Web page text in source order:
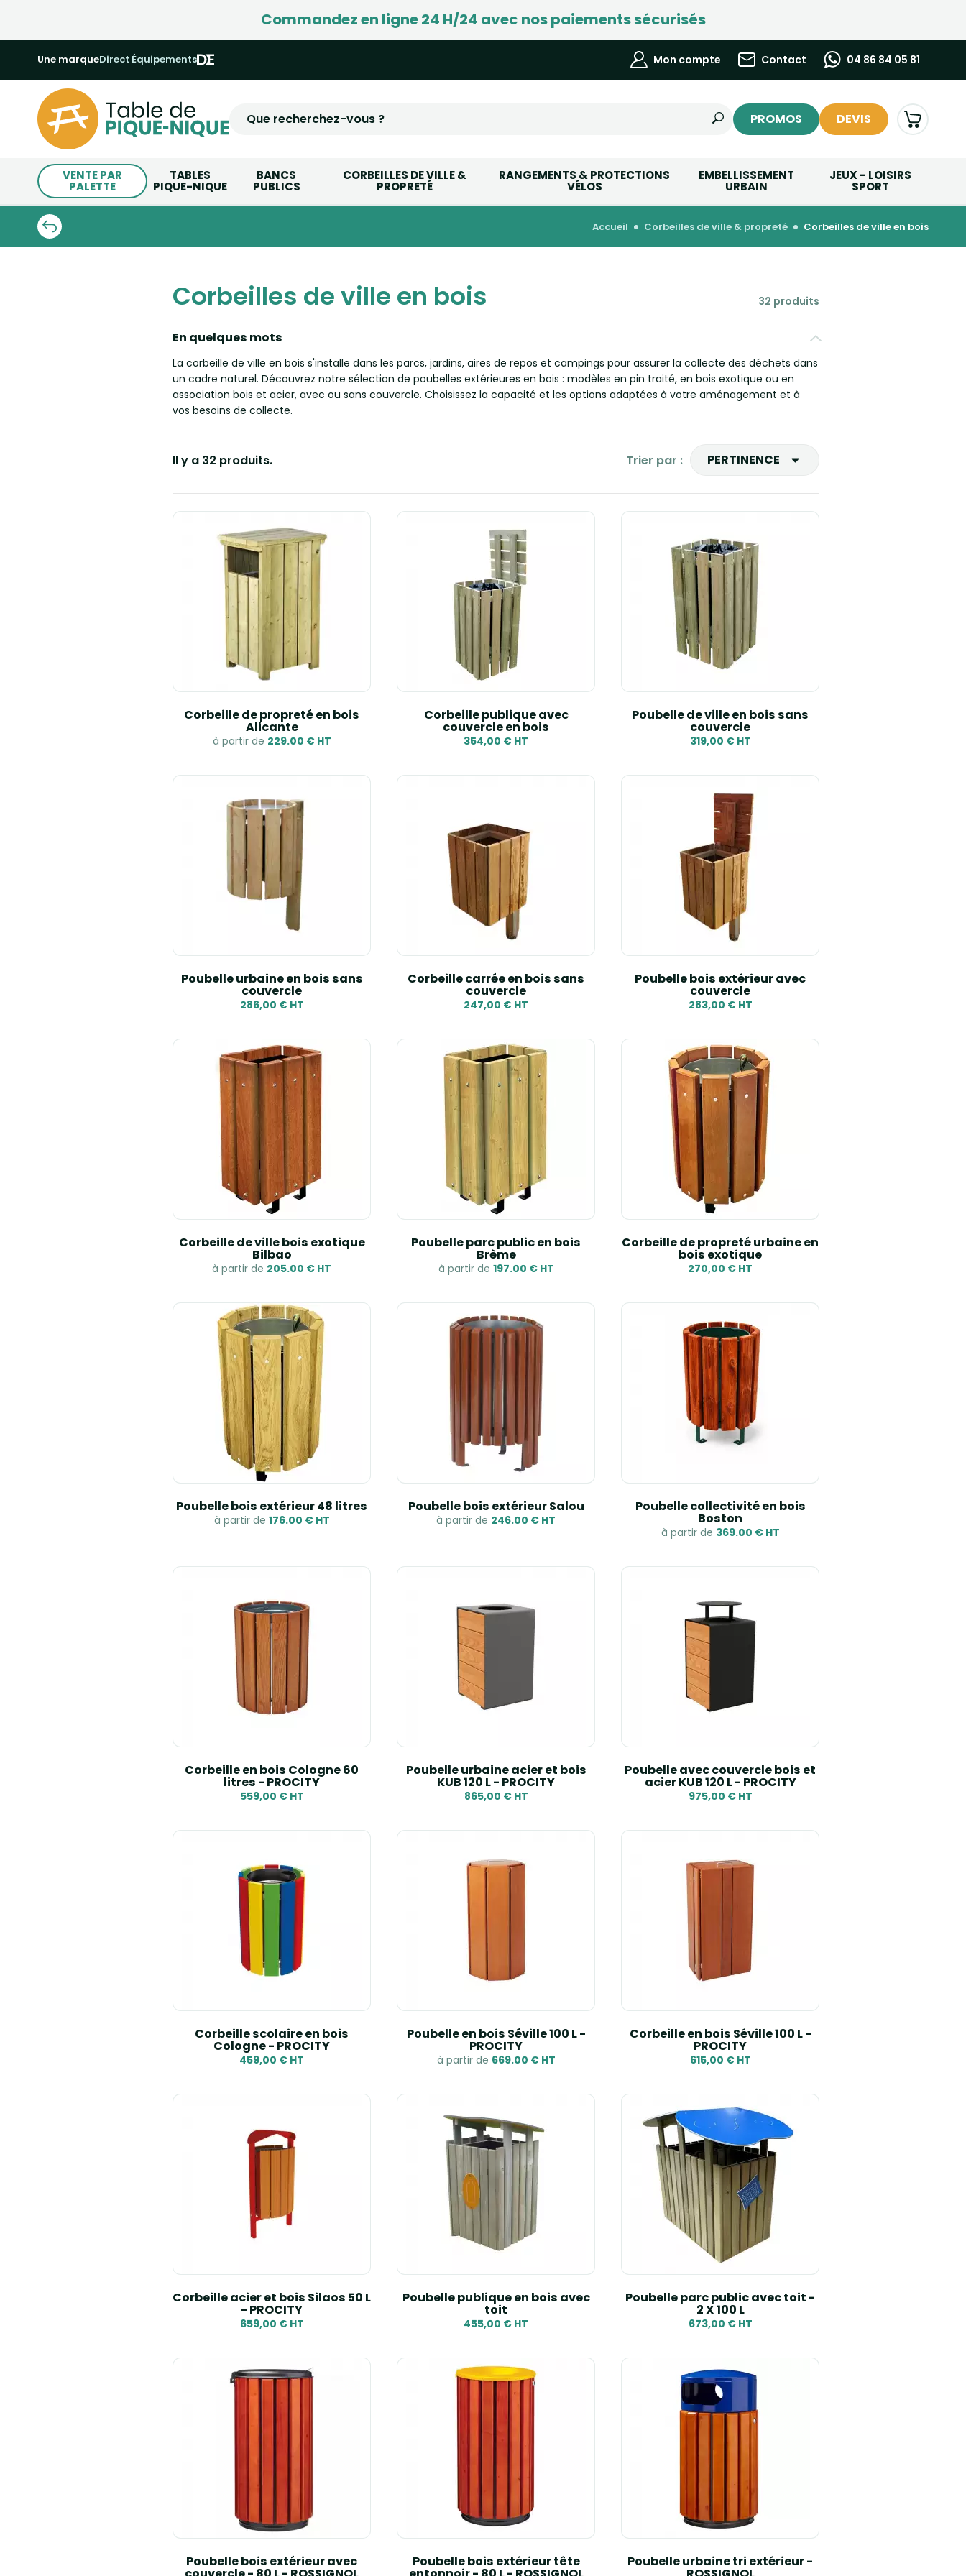
Commandez en ligne 24 H/24 avec nos paiements sécurisés
Une marqueDirect Équipements Mon compte Contact 04 86 84 05 81
PROMOS DEVIS
VENTE PAR
PALETTE
TABLES
PIQUE-NIQUE
BANCS
PUBLICS
CORBEILLES DE VILLE &
PROPRETÉ
RANGEMENTS & PROTECTIONS
VÉLOS
EMBELLISSEMENT
URBAIN
JEUX - LOISIRS
SPORT
accueil corbeilles de ville & propreté corbeilles de ville en bois
Corbeilles de ville en bois 32 produits
En quelques mots
La corbeille de ville en bois s'installe dans les parcs, jardins, aires de repos et campings pour assurer la collecte des déchets dans
un cadre naturel. Découvrez notre sélection de poubelles extérieures en bois : modèles en pin traité, en bois exotique ou en
association bois et acier, avec ou sans couvercle. Choisissez la capacité et les options adaptées à votre aménagement et à
vos besoins de collecte.
Il y a 32 produits. Trier par : PERTINENCE
Pertinence
Nom, A à Z
Nom, Z à A
Prix, croissant
Prix, décroissant
Reference, A to Z
Reference, Z to A
Corbeille de propreté en bois
Alicante
à partir de 229.00 € HT
Corbeille publique avec
couvercle en bois
354,00 € HT
Poubelle de ville en bois sans
couvercle
319,00 € HT
Poubelle urbaine en bois sans
couvercle
286,00 € HT
Corbeille carrée en bois sans
couvercle
247,00 € HT
Poubelle bois extérieur avec
couvercle
283,00 € HT
Corbeille de ville bois exotique
Bilbao
à partir de 205.00 € HT
Poubelle parc public en bois
Brème
à partir de 197.00 € HT
Corbeille de propreté urbaine en
bois exotique
270,00 € HT
Poubelle bois extérieur 48 litres
à partir de 176.00 € HT
Poubelle bois extérieur Salou
à partir de 246.00 € HT
Poubelle collectivité en bois
Boston
à partir de 369.00 € HT
Corbeille en bois Cologne 60
litres - PROCITY
559,00 € HT
Poubelle urbaine acier et bois
KUB 120 L - PROCITY
865,00 € HT
Poubelle avec couvercle bois et
acier KUB 120 L - PROCITY
975,00 € HT
Corbeille scolaire en bois
Cologne - PROCITY
459,00 € HT
Poubelle en bois Séville 100 L -
PROCITY
à partir de 669.00 € HT
Corbeille en bois Séville 100 L -
PROCITY
615,00 € HT
Corbeille acier et bois Silaos 50 L
- PROCITY
659,00 € HT
Poubelle publique en bois avec
toit
455,00 € HT
Poubelle parc public avec toit -
2 X 100 L
673,00 € HT
Poubelle bois extérieur avec Poubelle bois extérieur tête Poubelle urbaine tri extérieur -